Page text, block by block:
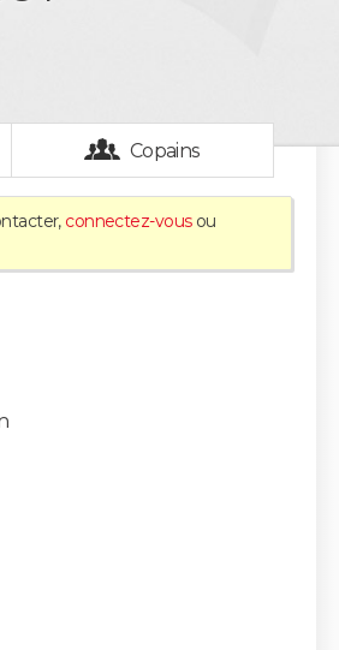
Copains
connectez-vousou